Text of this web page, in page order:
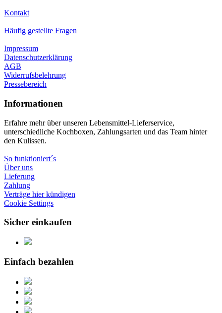
Kontakt
Häufig gestellte Fragen
Impressum
Datenschutzerklärung
AGB
Widerrufsbelehrung
Pressebereich
Informationen
Erfahre mehr über unseren Lebensmittel-Lieferservice,
unterschiedliche Kochboxen, Zahlungsarten und das Team hinter
den Kulissen.
So funktioniert´s
Über uns
Lieferung
Zahlung
Verträge hier kündigen
Cookie Settings
Sicher einkaufen
Einfach bezahlen